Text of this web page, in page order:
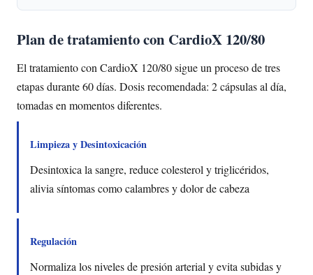
Plan de tratamiento con CardioX 120/80
El tratamiento con CardioX 120/80 sigue un proceso de tres
etapas durante 60 días. Dosis recomendada: 2 cápsulas al día,
tomadas en momentos diferentes.
Limpieza y Desintoxicación
Desintoxica la sangre, reduce colesterol y triglicéridos,
alivia síntomas como calambres y dolor de cabeza
Regulación
Normaliza los niveles de presión arterial y evita subidas y